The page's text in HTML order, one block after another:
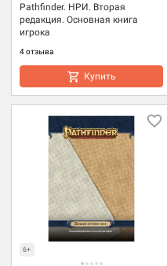
Pathfinder. НРИ. Вторая
редакция. Основная книга
игрока
4 отзыва
Купить
6+